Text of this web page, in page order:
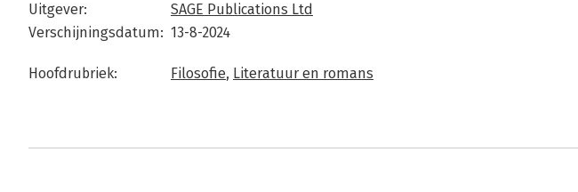
Uitgever:
SAGE Publications Ltd
Verschijningsdatum: 13-8-2024
Hoofdrubriek: Filosofie, Literatuur en romans